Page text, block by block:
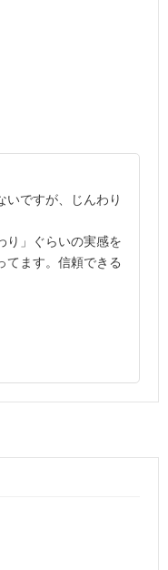
いですが、じんわり
り」ぐらいの実感を
てます。信頼できる